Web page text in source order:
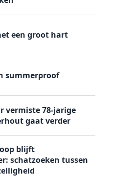
een groot hart
summerproof
vermiste 78-jarige
gaat verder
blijft
schatzoeken tussen